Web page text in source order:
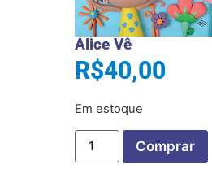
Alice Vê
R$40,00
Em estoque
Comprar